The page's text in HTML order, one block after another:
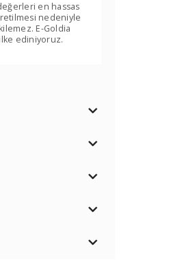
en hassas
nedeniyle
E-Goldia
ediniyoruz.